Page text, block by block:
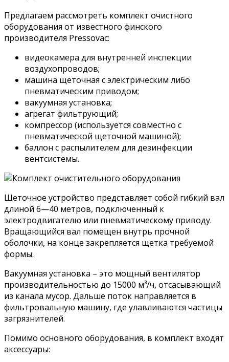
Предлагаем рассмотреть комплект очистного
оборудования от известного финского
производителя Pressovac:
видеокамера для внутренней инспекции
воздухопроводов;
машина щеточная с электрическим либо
пневматическим приводом;
вакуумная установка;
агрегат фильтрующий;
компрессор (используется совместно с
пневматической щеточной машиной);
баллон с распылителем для дезинфекции
вентсистемы.
Щеточное устройство представляет собой гибкий вал
длиной 6—40 метров, подключенный к
электродвигателю или пневматическому приводу.
Вращающийся вал помещен внутрь прочной
оболочки, на конце закрепляется щетка требуемой
формы.
Вакуумная установка – это мощный вентилятор
производительностью до 15000 м³/ч, отсасывающий
из канала мусор. Дальше поток направляется в
фильтровальную машину, где улавливаются частицы
загрязнителей.
Помимо основного оборудования, в комплект входят
аксессуары: